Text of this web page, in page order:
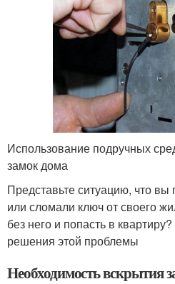
Использование подручных
замок дома
Представьте ситуацию, что вы
или сломали ключ от своего
без него и попасть в
решения этой проблемы
Необходимость вскрытия